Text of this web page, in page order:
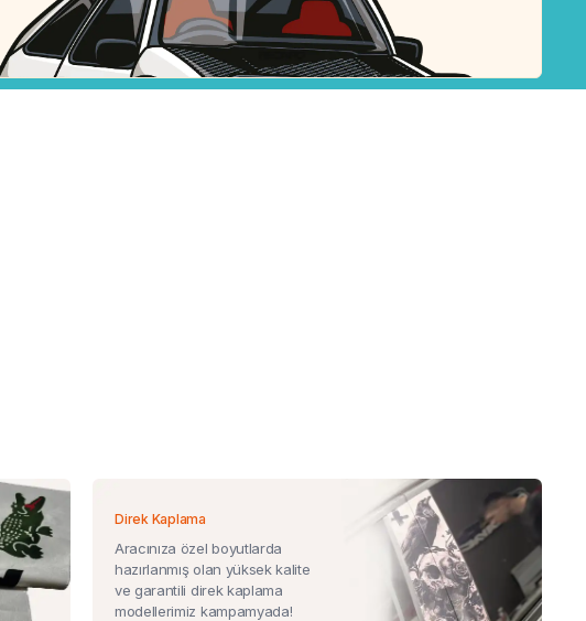
Direk Kaplama
Aracınıza özel boyutlarda
hazırlanmış olan yüksek kalite
ve garantili direk kaplama
modellerimiz kampamyada!